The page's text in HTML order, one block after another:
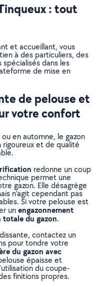
: tout
et accueillant, vous
à des particuliers, des
dans les
de mise en
de pelouse et
votre confort
en automne, le gazon
et de qualité
redonne un coup
permet une
gazon. Elle désagrège
n’agit cependant pas
Si votre pelouse est
unengazonnement
du gazon.
contactez un
pour tondre votre
du gazon avec
épaisse et
du coupe-
finitions propres.